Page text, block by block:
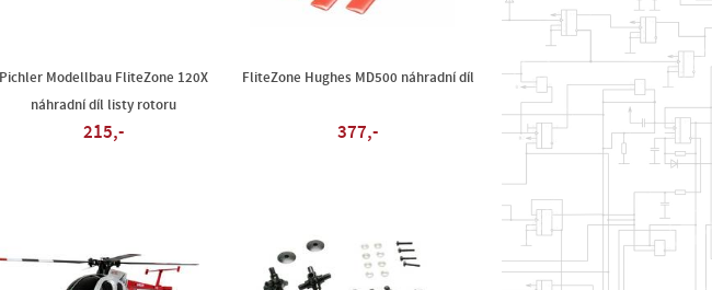
Pichler Modellbau FliteZone 120X
náhradní díl listy rotoru
215,-
FliteZone Hughes MD500 náhradní díl
377,-